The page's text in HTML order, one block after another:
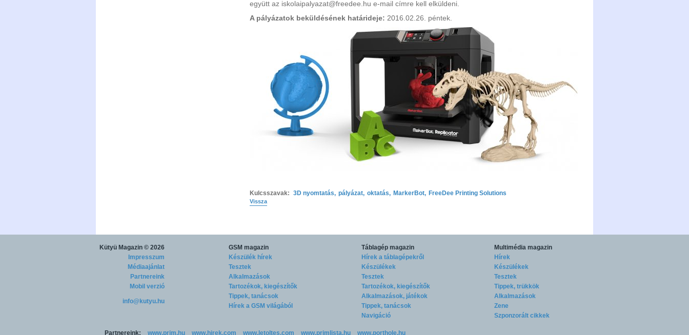
együtt az iskolaipalyazat@freedee.hu e-mail címre kell elküldeni.
A pályázatok beküldésének határideje: 2016.02.26. péntek.
Kulcsszavak: 3D nyomtatás, pályázat, oktatás, MarkerBot, FreeDee Printing Solutions
Vissza
Kütyü Magazin © 2026
Impresszum
Médiaajánlat
Partnereink
Mobil verzió
info@kutyu.hu
GSM magazin
Készülék hírek
Tesztek
Alkalmazások
Tartozékok, kiegészítők
Tippek, tanácsok
Hírek a GSM világából
Táblagép magazin
Hírek a táblagépekről
Készülékek
Tesztek
Tartozékok, kiegészítők
Alkalmazások, játékok
Tippek, tanácsok
Navigáció
Multimédia magazin
Hírek
Készülékek
Tesztek
Tippek, trükkök
Alkalmazások
Zene
Szponzorált cikkek
Partnereink: www.prim.hu www.hirek.com www.letoltes.com www.primlista.hu www.porthole.hu